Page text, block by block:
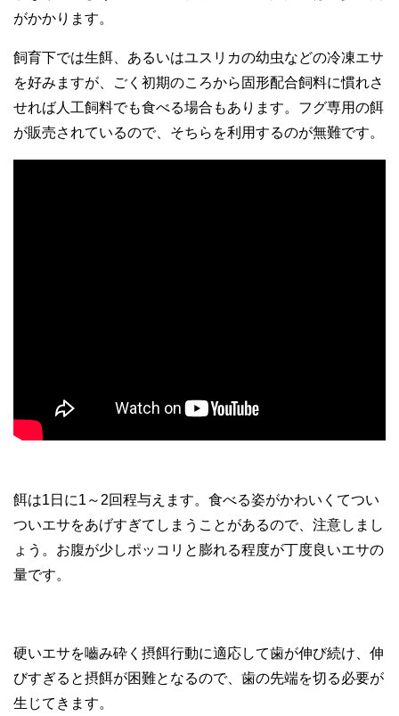
がかかります。
飼育下では生餌、あるいはユスリカの幼虫などの冷凍エサ
を好みますが、ごく初期のころから固形配合飼料に慣れさ
せれば人工飼料でも食べる場合もあります。フグ専用の餌
が販売されているので、そちらを利用するのが無難です。
餌は1日に1～2回程与えます。食べる姿がかわいくてつい
ついエサをあげすぎてしまうことがあるので、注意しまし
ょう。お腹が少しポッコリと膨れる程度が丁度良いエサの
量です。
硬いエサを嚙み砕く摂餌行動に適応して歯が伸び続け、伸
びすぎると摂餌が困難となるので、歯の先端を切る必要が
生じてきます。